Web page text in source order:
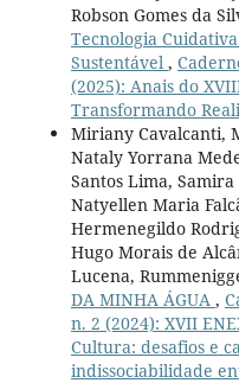
Robson Gomes da
Tecnologia
Sustentável ,
(2025): Anais do
Transformando
Miriany Cavalcanti,
Nataly Yorrana
Santos Lima,
Natyellen Maria
Hermenegildo
Hugo Morais de
Lucena,
DA MINHA ÁGUA ,
n. 2 (2024): XVII
Cultura: desafios e
indissociabilidade